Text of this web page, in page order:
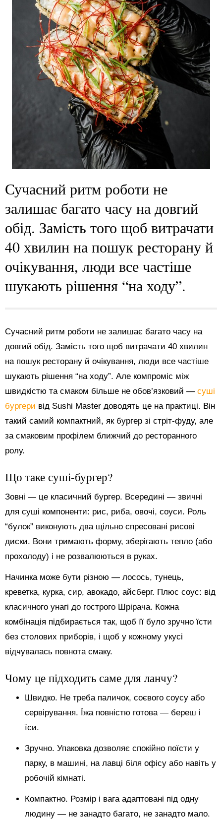
Сучасний ритм роботи не
залишає багато часу на довгий
обід. Замість того щоб витрачати
40 хвилин на пошук ресторану й
очікування, люди все частіше
шукають рішення “на ходу”.
Сучасний ритм роботи не залишає багато часу на
довгий обід. Замість того щоб витрачати 40 хвилин
на пошук ресторану й очікування, люди все частіше
шукають рішення “на ходу”. Але компроміс між
швидкістю та смаком більше не обов’язковий — суші
бургери від Sushi Master доводять це на практиці. Він
такий самий компактний, як бургер зі стріт-фуду, але
за смаковим профілем ближчий до ресторанного
ролу.
Що таке суші-бургер?
Зовні — це класичний бургер. Всередині — звичні
для суші компоненти: рис, риба, овочі, соуси. Роль
“булок” виконують два щільно спресовані рисові
диски. Вони тримають форму, зберігають тепло (або
прохолоду) і не розвалюються в руках.
Начинка може бути різною — лосось, тунець,
креветка, курка, сир, авокадо, айсберг. Плюс соус: від
класичного унагі до гострого Шрірача. Кожна
комбінація підбирається так, щоб її було зручно їсти
без столових приборів, і щоб у кожному укусі
відчувалась повнота смаку.
Чому це підходить саме для ланчу?
Швидко. Не треба паличок, соєвого соусу або
сервірування. Їжа повністю готова — береш і
їси.
Зручно. Упаковка дозволяє спокійно поїсти у
парку, в машині, на лавці біля офісу або навіть у
робочій кімнаті.
Компактно. Розмір і вага адаптовані під одну
людину — не занадто багато, не занадто мало.